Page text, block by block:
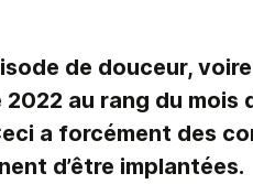
de douceur,
au rang du mois
a forcément des
d’être implantées.